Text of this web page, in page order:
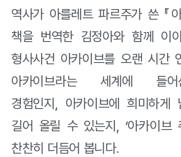
역사가 아를레트 파르주가 쓴 『
책을 번역한 김정아와 함께 이
형사사건 아카이브를 오랜 시간
아카이브라는 세계에 들
경험인지
아카이브에 희미하게
길어 올릴 수 있는지
, ‘아카이브
찬찬히 더듬어 봅니다.